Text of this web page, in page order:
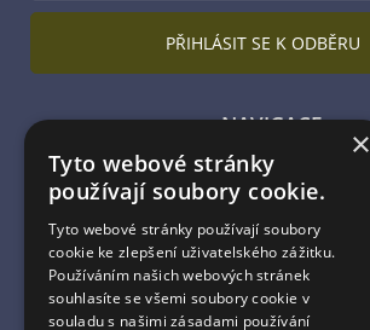
NAVIGACE
Úvodní strana
Katalog zboží
Nákupní košík
Obchodní podmínky
Kontaktní informace
Odstoupení od smlouvy
×
Tyto webové stránky
používají soubory cookie.
Tyto webové stránky používají soubory
cookie ke zlepšení uživatelského zážitku.
Používáním našich webových stránek
souhlasíte se všemi soubory cookie v
souladu s našimi zásadami používání